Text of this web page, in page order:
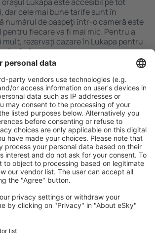
dar cele mai bune tarife sunt în
numărul de oaspeţi ȋntr-o cameră este
pentru fiecare va fi mai mic. Pentru a
mult, rezervați cazare în Lukapa pentru
şi uşor
aşteptărilor tale.
ȋn siguranţă
fără griji cu opțiune gratuită de anulare.
mai mult
și oferte speciale pentru utilizatorii